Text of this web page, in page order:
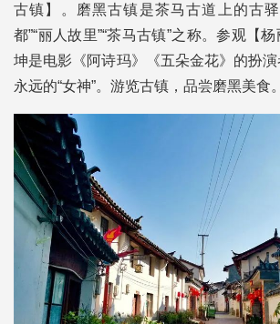
古镇】。磨黑古镇是茶马古道上的古
都”“丽人故里”“茶马古镇”之称。参观【
坤是电影《阿诗玛》《五朵金花》的扮
永远的“女神”。游览古镇，品尝磨黑美食。